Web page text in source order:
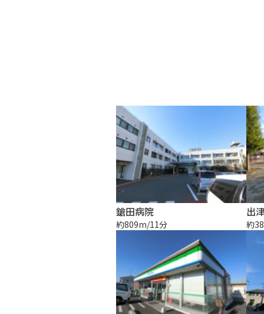
鎗田病院
約809m/11分
出
約